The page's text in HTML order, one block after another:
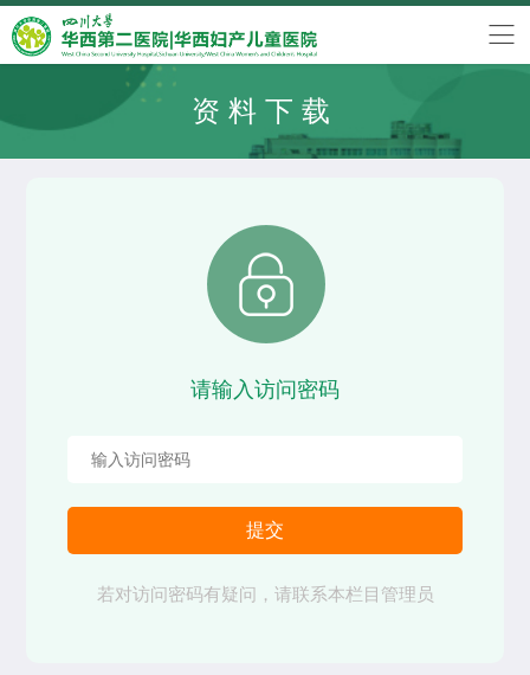
资料下载
请输入访问密码
提交
若对访问密码有疑问，请联系本栏目管理员